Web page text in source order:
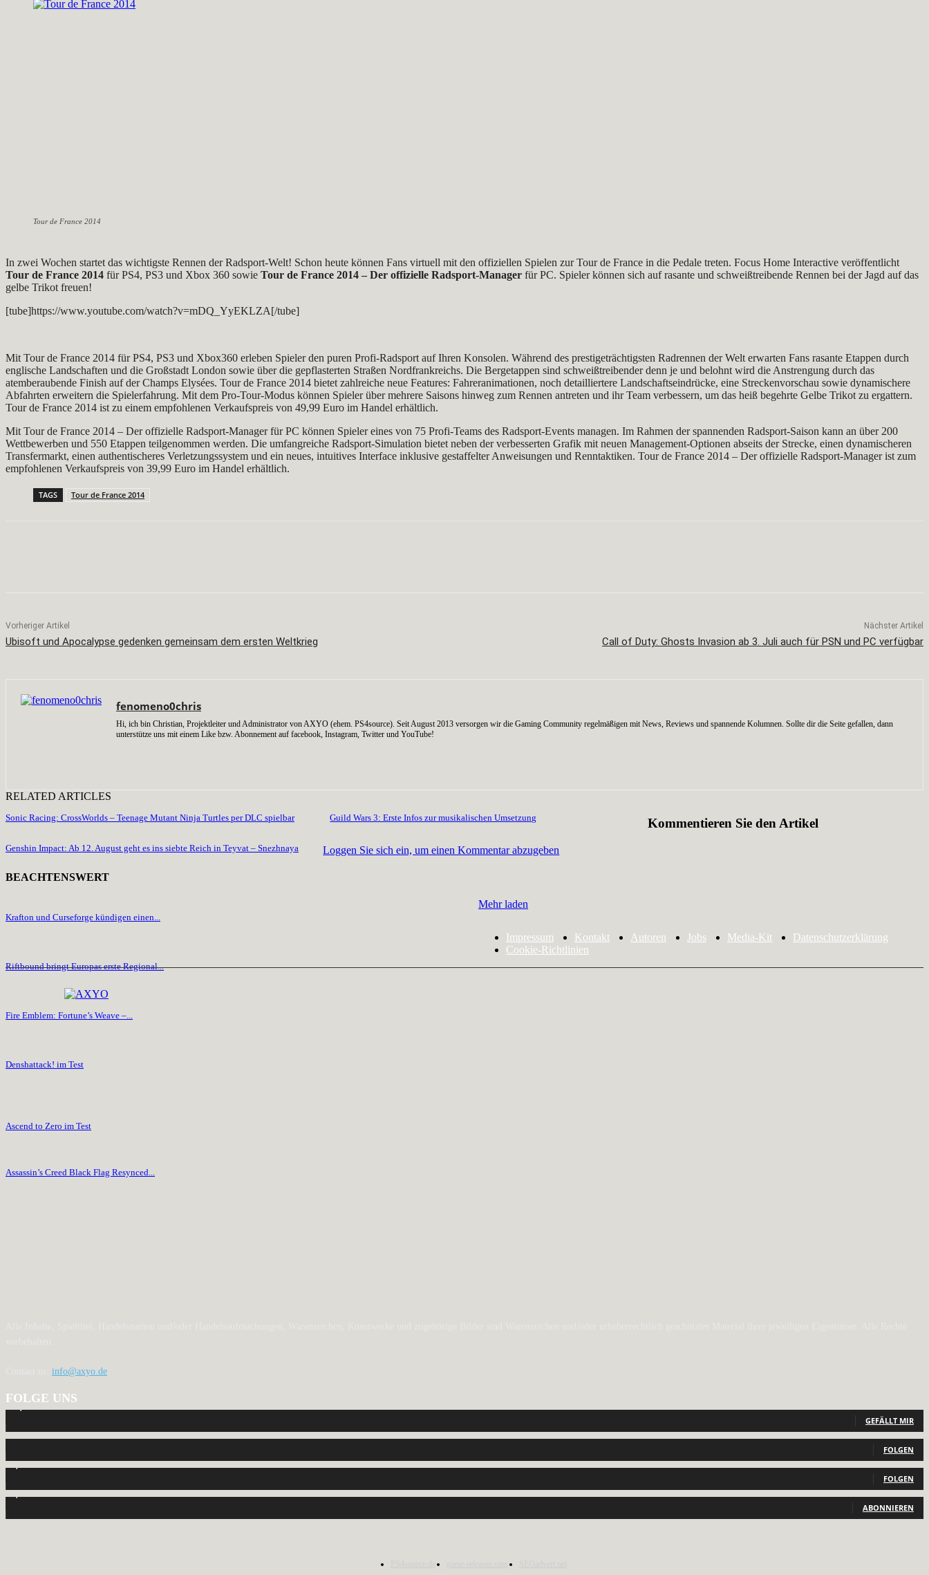
Tour de France 2014
In zwei Wochen startet das wichtigste Rennen der Radsport-Welt! Schon heute können Fans virtuell mit den offiziellen Spielen zur Tour de France in die Pedale treten. Focus Home Interactive veröffentlicht
Tour de France 2014 für PS4, PS3 und Xbox 360 sowie Tour de France 2014 – Der offizielle Radsport-Manager für PC. Spieler können sich auf rasante und schweißtreibende Rennen bei der Jagd auf das
gelbe Trikot freuen!
[tube]https://www.youtube.com/watch?v=mDQ_YyEKLZA[/tube]
Mit Tour de France 2014 für PS4, PS3 und Xbox360 erleben Spieler den puren Profi-Radsport auf Ihren Konsolen. Während des prestigeträchtigsten Radrennen der Welt erwarten Fans rasante Etappen durch
englische Landschaften und die Großstadt London sowie über die gepflasterten Straßen Nordfrankreichs. Die Bergetappen sind schweißtreibender denn je und belohnt wird die Anstrengung durch das
atemberaubende Finish auf der Champs Elysées. Tour de France 2014 bietet zahlreiche neue Features: Fahreranimationen, noch detailliertere Landschaftseindrücke, eine Streckenvorschau sowie dynamischere
Abfahrten erweitern die Spielerfahrung. Mit dem Pro-Tour-Modus können Spieler über mehrere Saisons hinweg zum Rennen antreten und ihr Team verbessern, um das heiß begehrte Gelbe Trikot zu ergattern.
Tour de France 2014 ist zu einem empfohlenen Verkaufspreis von 49,99 Euro im Handel erhältlich.
Mit Tour de France 2014 – Der offizielle Radsport-Manager für PC können Spieler eines von 75 Profi-Teams des Radsport-Events managen. Im Rahmen der spannenden Radsport-Saison kann an über 200
Wettbewerben und 550 Etappen teilgenommen werden. Die umfangreiche Radsport-Simulation bietet neben der verbesserten Grafik mit neuen Management-Optionen abseits der Strecke, einen dynamischeren
Transfermarkt, einen authentischeres Verletzungssystem und ein neues, intuitives Interface inklusive gestaffelter Anweisungen und Renntaktiken. Tour de France 2014 – Der offizielle Radsport-Manager ist zum
empfohlenen Verkaufspreis von 39,99 Euro im Handel erhältlich.
TAGS Tour de France 2014
Vorheriger Artikel
Ubisoft und Apocalypse gedenken gemeinsam dem ersten Weltkrieg
Nächster Artikel
Call of Duty: Ghosts Invasion ab 3. Juli auch für PSN und PC verfügbar
fenomeno0chris
Hi, ich bin Christian, Projektleiter und Administrator von AXYO (ehem. PS4source). Seit August 2013 versorgen wir die Gaming Community regelmäßigen mit News, Reviews und spannende Kolumnen. Sollte dir die Seite gefallen, dann
unterstütze uns mit einem Like bzw. Abonnement auf facebook, Instagram, Twitter und YouTube!
RELATED ARTICLES
Sonic Racing: CrossWorlds – Teenage Mutant Ninja Turtles per DLC spielbar Guild Wars 3: Erste Infos zur musikalischen Umsetzung
Genshin Impact: Ab 12. August geht es ins siebte Reich in Teyvat – Snezhnaya
Kommentieren Sie den Artikel
Loggen Sie sich ein, um einen Kommentar abzugeben
BEACHTENSWERT
Krafton und Curseforge kündigen einen...
Riftbound bringt Europas erste Regional...
Fire Emblem: Fortune’s Weave –...
Denshattack! im Test
Ascend to Zero im Test
Assassin’s Creed Black Flag Resynced...
Mehr laden
Impressum Kontakt Autoren Jobs Media-Kit
Datenschutzerklärung
Cookie-Richtlinien
info@axyo.de
FOLGE UNS
GEFÄLLT MIR
FOLGEN
FOLGEN
ABONNIEREN